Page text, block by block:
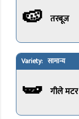
🍉 तरबूज
सामान्य
🫛 गीले मटर